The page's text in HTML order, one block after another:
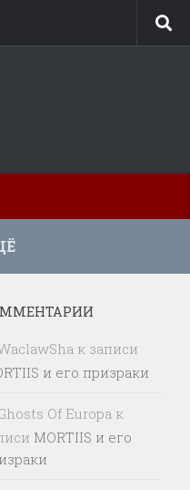
к записи
и его призраки
Of Europa к
MORTIIS и его